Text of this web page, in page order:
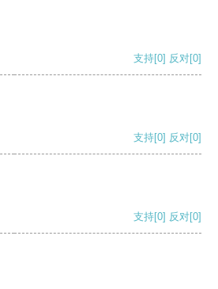
支持[0] 反对[0]
支持[0] 反对[0]
支持[0] 反对[0]